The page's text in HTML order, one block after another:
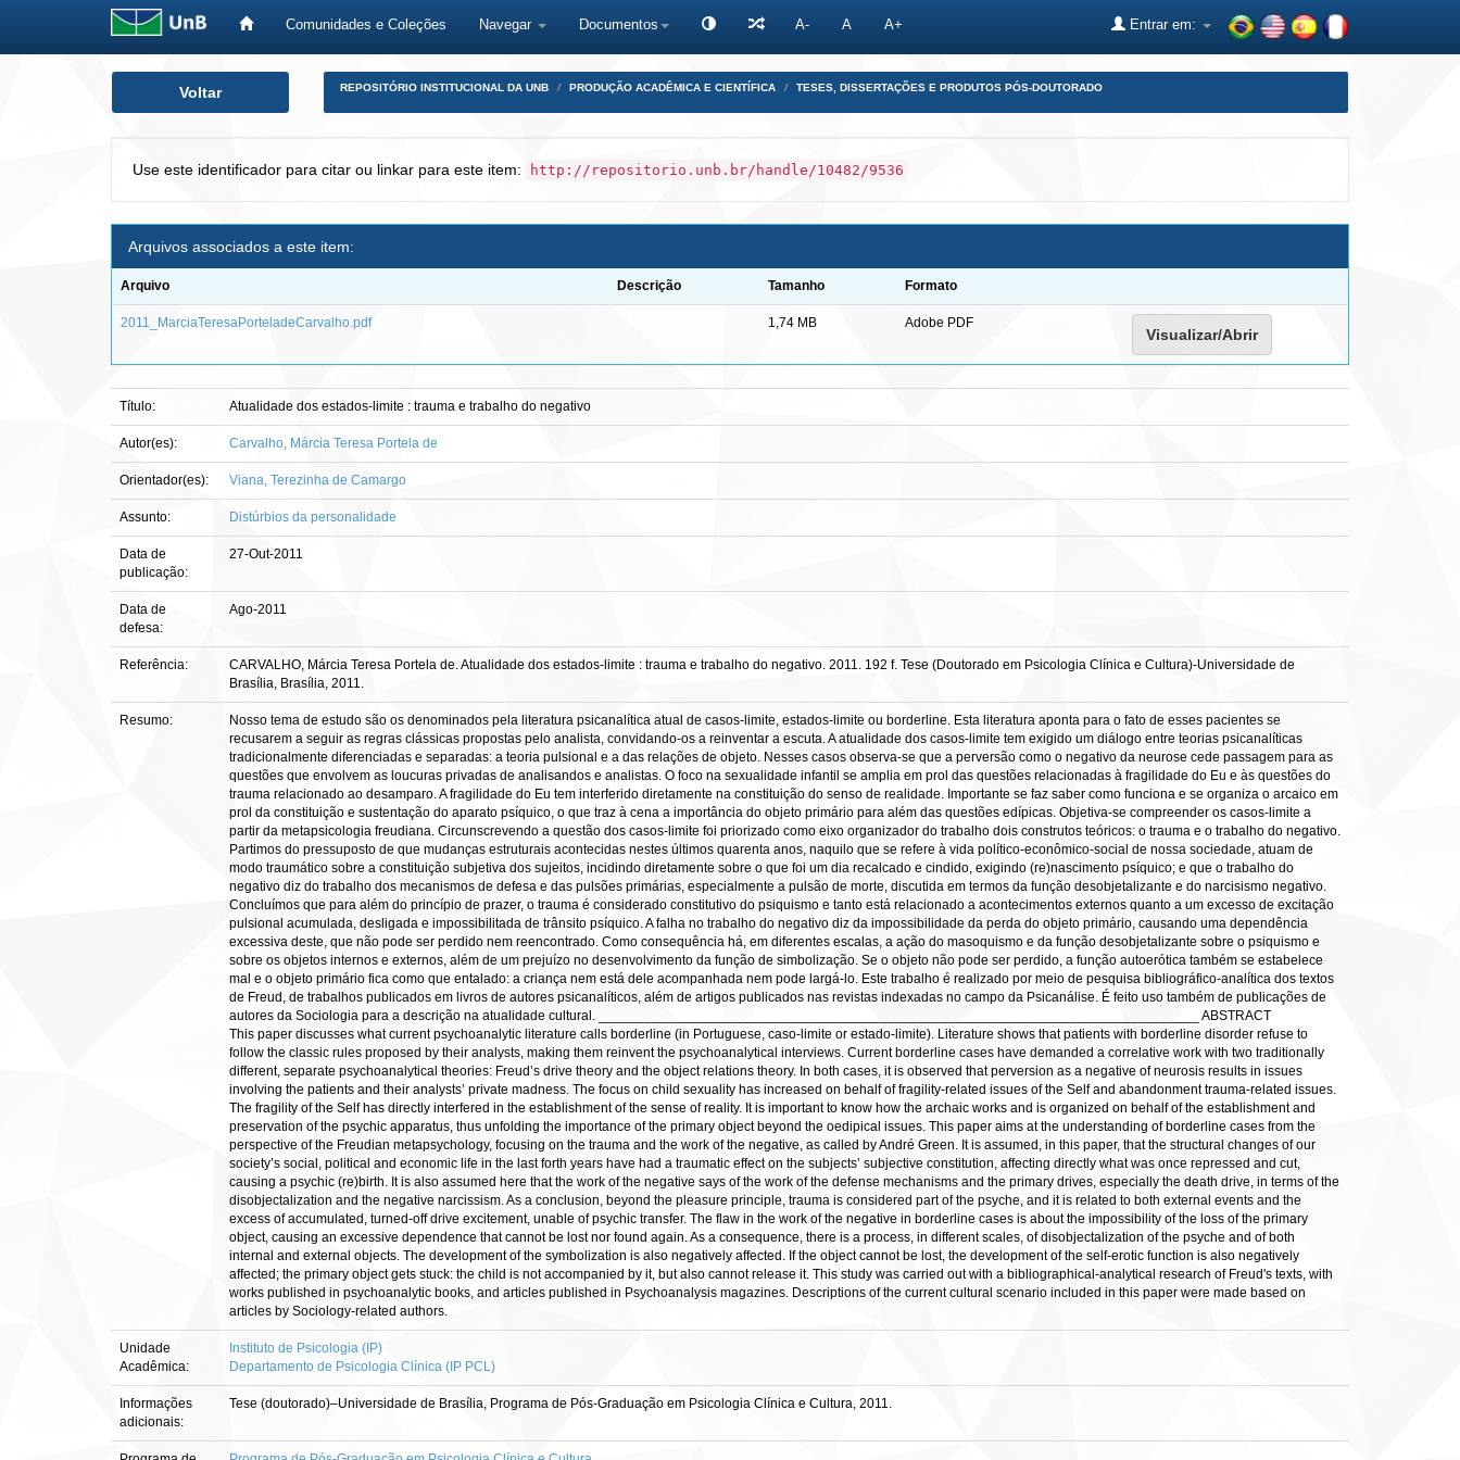
Comunidades e Coleções Navegar Documentos A- A A+ Entrar em:
Voltar REPOSITÓRIO INSTITUCIONAL DA UNB PRODUÇÃO ACADÊMICA E CIENTÍFICA TESES, DISSERTAÇÕES E PRODUTOS PÓS-DOUTORADO
Use este identificador para citar ou linkar para este item: http://repositorio.unb.br/handle/10482/9536
Arquivos associados a este item:
Arquivo Descrição Tamanho Formato
2011_MarciaTeresaPorteladeCarvalho.pdf 1,74 MB Adobe PDF
Visualizar/Abrir
Título: Atualidade dos estados-limite : trauma e trabalho do negativo
Autor(es): Carvalho, Márcia Teresa Portela de
Orientador(es): Viana, Terezinha de Camargo
Assunto: Distúrbios da personalidade
Data de
publicação:
27-Out-2011
Data de
defesa:
Ago-2011
Referência:
CARVALHO, Márcia Teresa Portela de. Atualidade dos estados-limite : trauma e trabalho do negativo. 2011. 192 f. Tese (Doutorado em Psicologia Clínica e Cultura)-Universidade de
Brasília, Brasília, 2011.
Resumo:
Nosso tema de estudo são os denominados pela literatura psicanalítica atual de casos-limite, estados-limite ou borderline. Esta literatura aponta para o fato de esses pacientes se
recusarem a seguir as regras clássicas propostas pelo analista, convidando-os a reinventar a escuta. A atualidade dos casos-limite tem exigido um diálogo entre teorias psicanalíticas
tradicionalmente diferenciadas e separadas: a teoria pulsional e a das relações de objeto. Nesses casos observa-se que a perversão como o negativo da neurose cede passagem para as
questões que envolvem as loucuras privadas de analisandos e analistas. O foco na sexualidade infantil se amplia em prol das questões relacionadas à fragilidade do Eu e às questões do
trauma relacionado ao desamparo. A fragilidade do Eu tem interferido diretamente na constituição do senso de realidade. Importante se faz saber como funciona e se organiza o arcaico em
prol da constituição e sustentação do aparato psíquico, o que traz à cena a importância do objeto primário para além das questões edípicas. Objetiva-se compreender os casos-limite a
partir da metapsicologia freudiana. Circunscrevendo a questão dos casos-limite foi priorizado como eixo organizador do trabalho dois construtos teóricos: o trauma e o trabalho do negativo.
Partimos do pressuposto de que mudanças estruturais acontecidas nestes últimos quarenta anos, naquilo que se refere à vida político-econômico-social de nossa sociedade, atuam de
modo traumático sobre a constituição subjetiva dos sujeitos, incidindo diretamente sobre o que foi um dia recalcado e cindido, exigindo (re)nascimento psíquico; e que o trabalho do
negativo diz do trabalho dos mecanismos de defesa e das pulsões primárias, especialmente a pulsão de morte, discutida em termos da função desobjetalizante e do narcisismo negativo.
Concluímos que para além do princípio de prazer, o trauma é considerado constitutivo do psiquismo e tanto está relacionado a acontecimentos externos quanto a um excesso de excitação
pulsional acumulada, desligada e impossibilitada de trânsito psíquico. A falha no trabalho do negativo diz da impossibilidade da perda do objeto primário, causando uma dependência
excessiva deste, que não pode ser perdido nem reencontrado. Como consequência há, em diferentes escalas, a ação do masoquismo e da função desobjetalizante sobre o psiquismo e
sobre os objetos internos e externos, além de um prejuízo no desenvolvimento da função de simbolização. Se o objeto não pode ser perdido, a função autoerótica também se estabelece
mal e o objeto primário fica como que entalado: a criança nem está dele acompanhada nem pode largá-lo. Este trabalho é realizado por meio de pesquisa bibliográfico-analítica dos textos
de Freud, de trabalhos publicados em livros de autores psicanalíticos, além de artigos publicados nas revistas indexadas no campo da Psicanálise. É feito uso também de publicações de
autores da Sociologia para a descrição na atualidade cultural. _______________________________________________________________________________ ABSTRACT
This paper discusses what current psychoanalytic literature calls borderline (in Portuguese, caso-limite or estado-limite). Literature shows that patients with borderline disorder refuse to
follow the classic rules proposed by their analysts, making them reinvent the psychoanalytical interviews. Current borderline cases have demanded a correlative work with two traditionally
different, separate psychoanalytical theories: Freud’s drive theory and the object relations theory. In both cases, it is observed that perversion as a negative of neurosis results in issues
involving the patients and their analysts’ private madness. The focus on child sexuality has increased on behalf of fragility-related issues of the Self and abandonment trauma-related issues.
The fragility of the Self has directly interfered in the establishment of the sense of reality. It is important to know how the archaic works and is organized on behalf of the establishment and
preservation of the psychic apparatus, thus unfolding the importance of the primary object beyond the oedipical issues. This paper aims at the understanding of borderline cases from the
perspective of the Freudian metapsychology, focusing on the trauma and the work of the negative, as called by André Green. It is assumed, in this paper, that the structural changes of our
society’s social, political and economic life in the last forth years have had a traumatic effect on the subjects’ subjective constitution, affecting directly what was once repressed and cut,
causing a psychic (re)birth. It is also assumed here that the work of the negative says of the work of the defense mechanisms and the primary drives, especially the death drive, in terms of the
disobjectalization and the negative narcissism. As a conclusion, beyond the pleasure principle, trauma is considered part of the psyche, and it is related to both external events and the
excess of accumulated, turned-off drive excitement, unable of psychic transfer. The flaw in the work of the negative in borderline cases is about the impossibility of the loss of the primary
object, causing an excessive dependence that cannot be lost nor found again. As a consequence, there is a process, in different scales, of disobjectalization of the psyche and of both
internal and external objects. The development of the symbolization is also negatively affected. If the object cannot be lost, the development of the self-erotic function is also negatively
affected; the primary object gets stuck: the child is not accompanied by it, but also cannot release it. This study was carried out with a bibliographical-analytical research of Freud's texts, with
works published in psychoanalytic books, and articles published in Psychoanalysis magazines. Descriptions of the current cultural scenario included in this paper were made based on
articles by Sociology-related authors.
Unidade
Acadêmica:
Instituto de Psicologia (IP)
Departamento de Psicologia Clínica (IP PCL)
Informações
adicionais:
Tese (doutorado)–Universidade de Brasília, Programa de Pós-Graduação em Psicologia Clínica e Cultura, 2011.